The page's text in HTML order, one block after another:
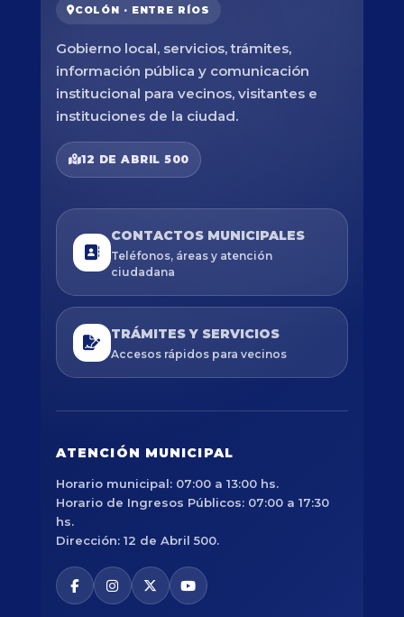
COLÓN · ENTRE RÍOS
Gobierno local, servicios, trámites,
información pública y comunicación
institucional para vecinos, visitantes e
instituciones de la ciudad.
12 DE ABRIL 500
CONTACTOS MUNICIPALES
Teléfonos, áreas y atención
ciudadana
TRÁMITES Y SERVICIOS
Accesos rápidos para vecinos
ATENCIÓN MUNICIPAL
Horario municipal: 07:00 a 13:00 hs.
Horario de Ingresos Públicos: 07:00 a 17:30
hs.
Dirección: 12 de Abril 500.